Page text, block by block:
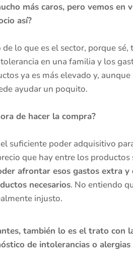
más caros, pero vemos en
así?
lo que es el sector, porque
en una familia y los
ya es más elevado y,
ayudar un poquito.
de hacer la compra?
suficiente poder adquisitivo
que hay entre los
afrontar esos gastos extra
necesarios. No entiendo
injusto.
también lo es el trato con
de intolerancias o alergias